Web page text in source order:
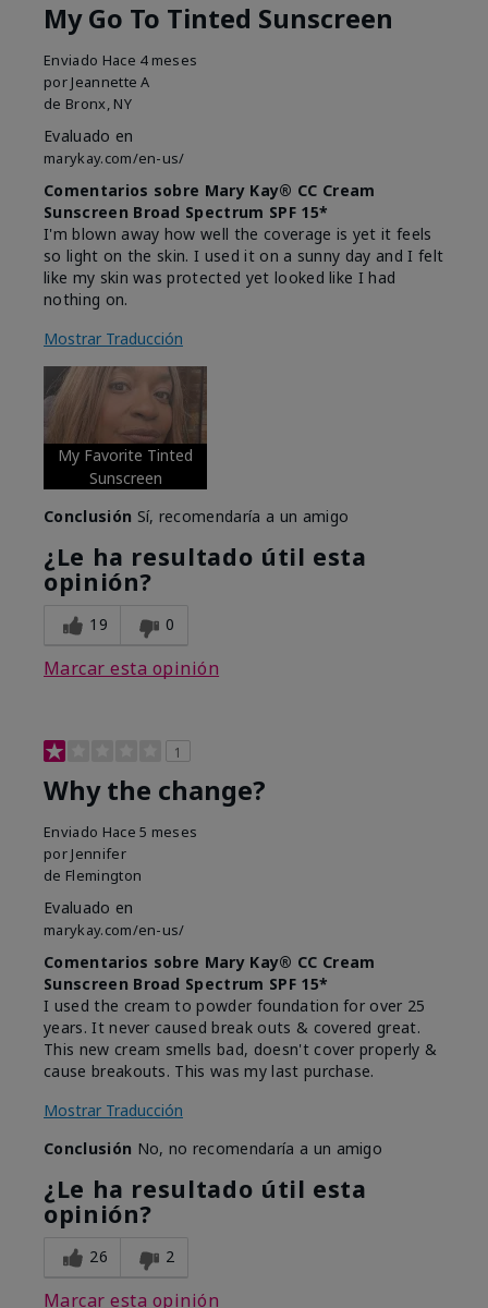
My Go To Tinted Sunscreen
Enviado Hace 4 meses
por Jeannette A
de Bronx, NY
Evaluado en
marykay.com/en-us/
Comentarios sobre Mary Kay® CC Cream
Sunscreen Broad Spectrum SPF 15*
I'm blown away how well the coverage is yet it feels
so light on the skin. I used it on a sunny day and I felt
like my skin was protected yet looked like I had
nothing on.
Mostrar Traducción
My Favorite Tinted
Sunscreen
Conclusión Sí, recomendaría a un amigo
¿Le ha resultado útil esta
opinión?
19 0
Marcar esta opinión
1
Why the change?
Enviado Hace 5 meses
por Jennifer
de Flemington
Evaluado en
marykay.com/en-us/
Comentarios sobre Mary Kay® CC Cream
Sunscreen Broad Spectrum SPF 15*
I used the cream to powder foundation for over 25
years. It never caused break outs & covered great.
This new cream smells bad, doesn't cover properly &
cause breakouts. This was my last purchase.
Mostrar Traducción
Conclusión No, no recomendaría a un amigo
¿Le ha resultado útil esta
opinión?
26 2
Marcar esta opinión